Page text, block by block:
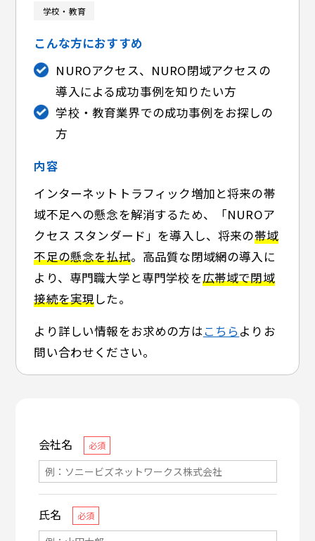
学校・教育
こんな方におすすめ
NUROアクセス、NURO閉域アクセスの
導入による成功事例を知りたい方
学校・教育業界での成功事例をお探しの
方
内容
インターネットトラフィック増加と将来の帯
域不足への懸念を解消するため、「NUROア
クセス スタンダード」を導入し、将来の帯域
不足の懸念を払拭。高品質な閉域網の導入に
より、専門職大学と専門学校を広帯域で閉域
接続を実現した。
より詳しい情報をお求めの方はこちらよりお
問い合わせください。